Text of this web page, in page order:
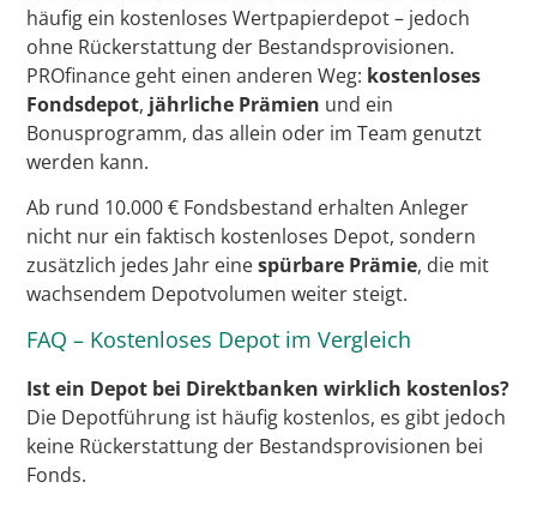
häufig ein kostenloses Wertpapierdepot – jedoch
ohne Rückerstattung der Bestandsprovisionen.
PROfinance geht einen anderen Weg: kostenloses
Fondsdepot, jährliche Prämien und ein
Bonusprogramm, das allein oder im Team genutzt
werden kann.
Ab rund 10.000 € Fondsbestand erhalten Anleger
nicht nur ein faktisch kostenloses Depot, sondern
zusätzlich jedes Jahr einespürbare Prämie, die mit
wachsendem Depotvolumen weiter steigt.
FAQ – Kostenloses Depot im Vergleich
Ist ein Depot bei Direktbanken wirklich kostenlos?
Die Depotführung ist häufig kostenlos, es gibt jedoch
keine Rückerstattung der Bestandsprovisionen bei
Fonds.